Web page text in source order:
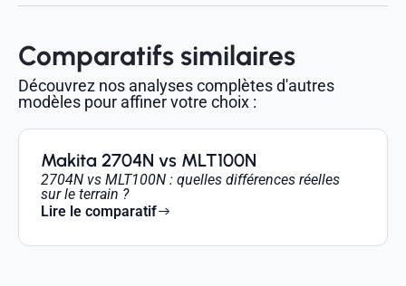
Comparatifs similaires
Découvrez nos analyses complètes d'autres
modèles pour affiner votre choix :
Makita 2704N vs MLT100N
2704N vs MLT100N : quelles différences réelles
sur le terrain ?
Lire le comparatif